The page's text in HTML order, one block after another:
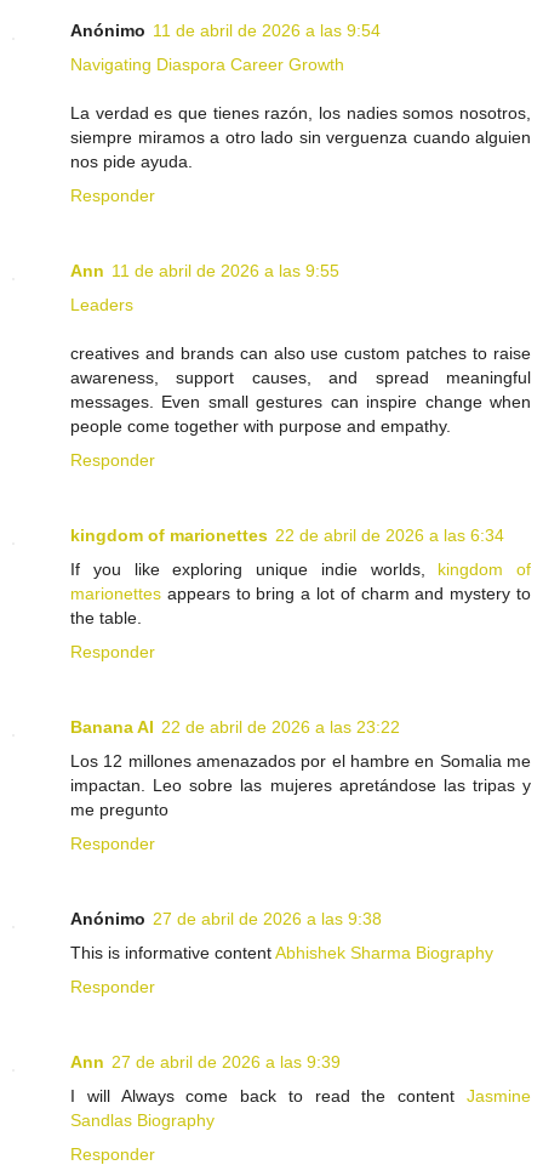
Anónimo 11 de abril de 2026 a las 9:54
Navigating Diaspora Career Growth
La verdad es que tienes razón, los nadies somos nosotros,
siempre miramos a otro lado sin verguenza cuando alguien
nos pide ayuda.
Responder
Ann 11 de abril de 2026 a las 9:55
Leaders
creatives and brands can also use custom patches to raise
awareness, support causes, and spread meaningful
messages. Even small gestures can inspire change when
people come together with purpose and empathy.
Responder
kingdom of marionettes 22 de abril de 2026 a las 6:34
If you like exploring unique indie worlds, kingdom of
marionettes appears to bring a lot of charm and mystery to
the table.
Responder
Banana AI 22 de abril de 2026 a las 23:22
Los 12 millones amenazados por el hambre en Somalia me
impactan. Leo sobre las mujeres apretándose las tripas y
me pregunto
Responder
Anónimo 27 de abril de 2026 a las 9:38
This is informative contentAbhishek Sharma Biography
Responder
Ann 27 de abril de 2026 a las 9:39
I will Always come back to read the content Jasmine
Sandlas Biography
Responder